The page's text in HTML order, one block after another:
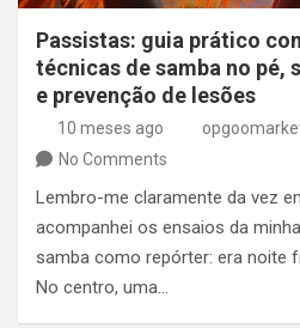
Passistas: guia prático
técnicas de samba no pé,
e prevenção de lesões
10 meses ago
No Comments
Lembro-me claramente da vez
acompanhei os ensaios da
samba como repórter: era noite
No centro, uma…